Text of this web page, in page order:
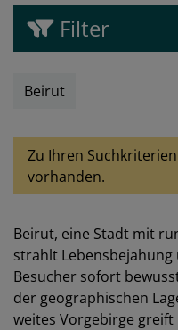
Filter
Beirut
Zu Ihren
vorhanden.
Beirut, eine Stadt mit
strahlt Lebensbejahung
Besucher sofort
der geographischen
weites Vorgebirge